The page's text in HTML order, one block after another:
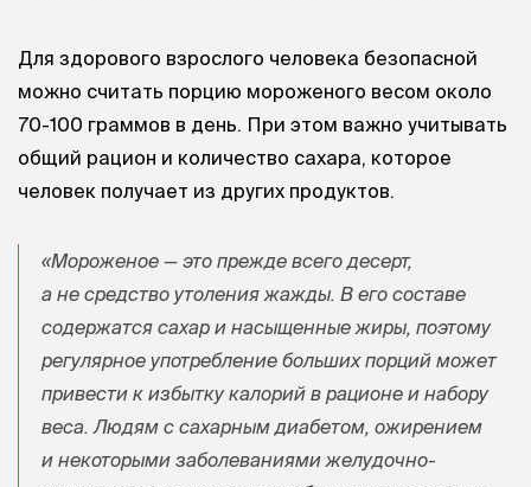
Для здорового взрослого человека безопасной
можно считать порцию мороженого весом около
70-100 граммов в день. При этом важно учитывать
общий рацион и количество сахара, которое
человек получает из других продуктов.
«Мороженое — это прежде всего десерт,
а не средство утоления жажды. В его составе
содержатся сахар и насыщенные жиры, поэтому
регулярное употребление больших порций может
привести к избытку калорий в рационе и набору
веса. Людям с сахарным диабетом, ожирением
и некоторыми заболеваниями желудочно-